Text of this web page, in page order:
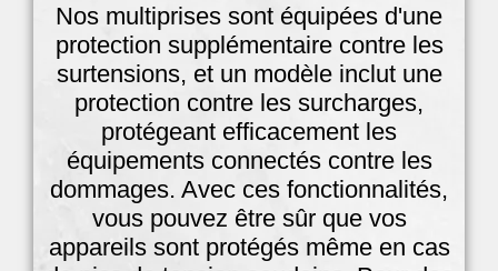
Nos multiprises sont équipées d'une
protection supplémentaire contre les
surtensions, et un modèle inclut une
protection contre les surcharges,
protégeant efficacement les
équipements connectés contre les
dommages. Avec ces fonctionnalités,
vous pouvez être sûr que vos
appareils sont protégés même en cas